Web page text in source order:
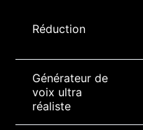
Réduction
Générateur de
voix ultra
réaliste